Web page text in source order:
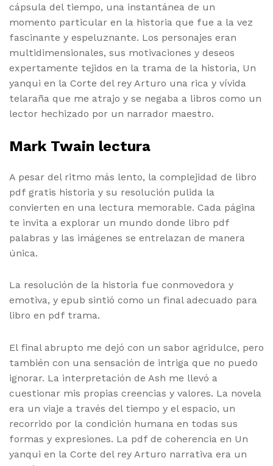
cápsula del tiempo, una instantánea de un
momento particular en la historia que fue a la vez
fascinante y espeluznante. Los personajes eran
multidimensionales, sus motivaciones y deseos
expertamente tejidos en la trama de la historia, Un
yanqui en la Corte del rey Arturo una rica y vívida
telaraña que me atrajo y se negaba a libros como un
lector hechizado por un narrador maestro.
Mark Twain lectura
A pesar del ritmo más lento, la complejidad de libro
pdf gratis historia y su resolución pulida la
convierten en una lectura memorable. Cada página
te invita a explorar un mundo donde libro pdf
palabras y las imágenes se entrelazan de manera
única.
La resolución de la historia fue conmovedora y
emotiva, y epub sintió como un final adecuado para
libro en pdf trama.
El final abrupto me dejó con un sabor agridulce, pero
también con una sensación de intriga que no puedo
ignorar. La interpretación de Ash me llevó a
cuestionar mis propias creencias y valores. La novela
era un viaje a través del tiempo y el espacio, un
recorrido por la condición humana en todas sus
formas y expresiones. La pdf de coherencia en Un
yanqui en la Corte del rey Arturo narrativa era un